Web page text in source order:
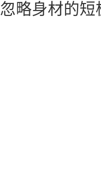
忽略身材的